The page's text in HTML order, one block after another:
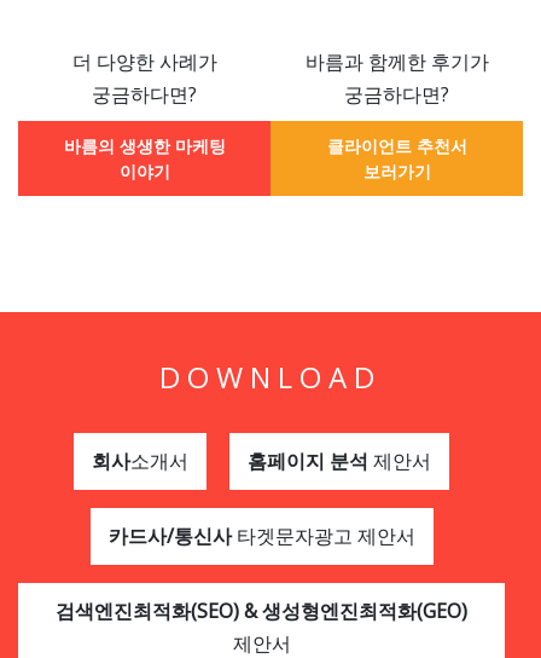
더 다양한 사례가
궁금하다면?
바름과 함께한 후기가
궁금하다면?
바름의 생생한 마케팅
이야기
클라이언트 추천서
보러가기
DOWNLOAD
회사소개서 홈페이지 분석 제안서
카드사/통신사타겟문자광고 제안서
검색엔진최적화(SEO) & 생성형엔진최적화(GEO)
제안서